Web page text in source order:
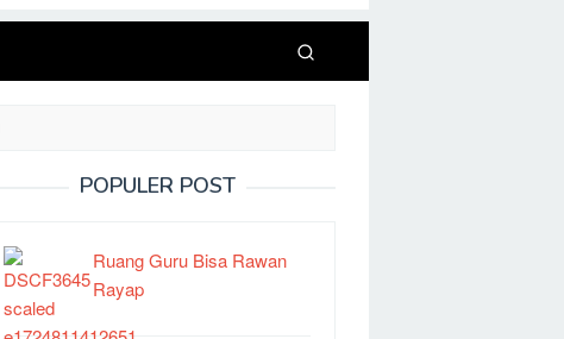
POPULER POST
Ruang Guru Bisa Rawan
Rayap